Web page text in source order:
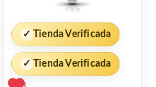
✓ Tienda Verificada
✓ Tienda Verificada